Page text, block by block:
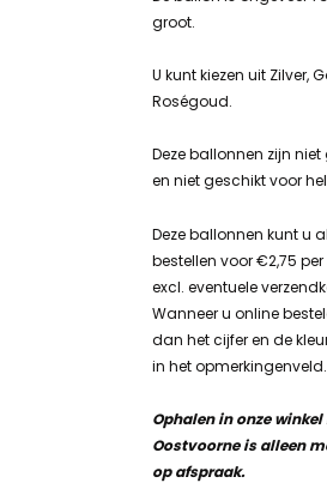
groot.
U kunt kiezen uit Zilver,
Roségoud.
Deze ballonnen zijn
en niet geschikt voor
Deze ballonnen kunt u al
bestellen voor €2,75
excl. eventuele
Wanneer u online
dan het cijfer en de
in het opmerkingenveld.
Ophalen in onze winkel
Oostvoorne is alleen
op afspraak.